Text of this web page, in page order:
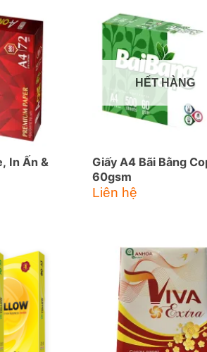
In Ấn &
HẾT HÀNG
Giấy A4 Bãi Bằng
60gsm
Liên hệ